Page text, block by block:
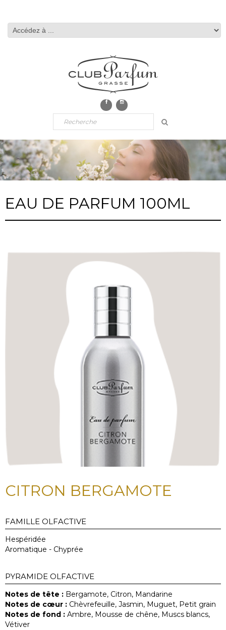
EAU DE PARFUM 100ML
CITRON BERGAMOTE
FAMILLE OLFACTIVE
Hespéridée
Aromatique - Chyprée
PYRAMIDE OLFACTIVE
Notes de tête : Bergamote, Citron, Mandarine
Notes de cœur : Chèvrefeuille, Jasmin, Muguet, Petit grain
Notes de fond : Ambre, Mousse de chêne, Muscs blancs,
Vétiver